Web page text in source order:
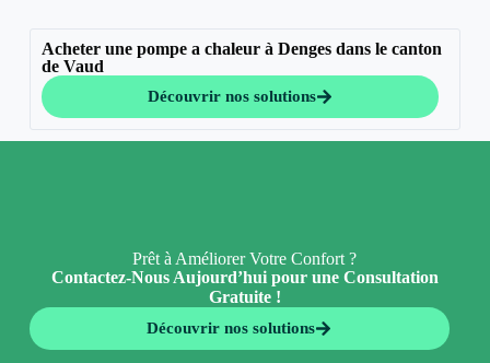
Acheter une pompe a chaleur à Denges dans le canton
de Vaud
Découvrir nos solutions
Prêt à Améliorer Votre Confort ?
Contactez-Nous Aujourd’hui pour une Consultation
Gratuite !
Découvrir nos solutions